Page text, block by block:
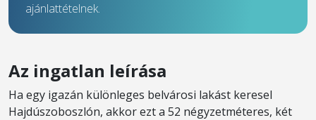
ajánlattételnek.
Az ingatlan leírása
Ha egy igazán különleges belvárosi lakást keresel
Hajdúszoboszlón, akkor ezt a 52 négyzetméteres, két